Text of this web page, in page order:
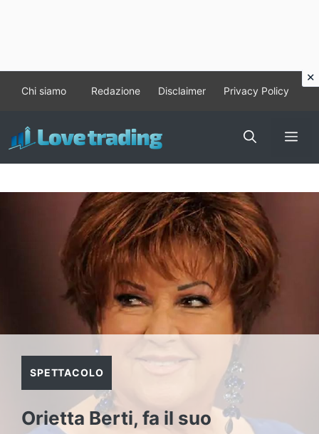
contenuto
Chi siamo Redazione Disclaimer Privacy Policy
SPETTACOLO
Orietta Berti, fa il suo